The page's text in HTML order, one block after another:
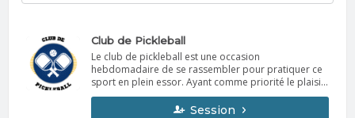
Club de Pickleball
Le club de pickleball est une occasion
hebdomadaire de se rassembler pour pratiquer ce
sport en plein essor. Ayant comme priorité le plaisir
et la découverte du sport, le club est ouvert au 14
Session